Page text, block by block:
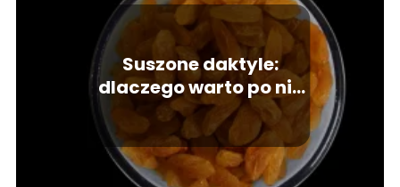
Suszone daktyle:
dlaczego warto po nie
sięgać?